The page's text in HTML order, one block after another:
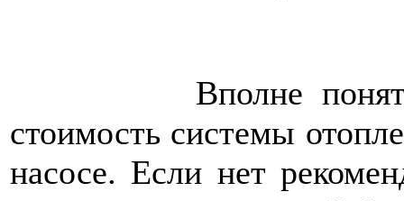
Вполне понятно
стоимость системы
насосе. Если нет